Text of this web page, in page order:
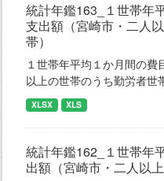
統計年鑑163_１世帯年
支出額（宮崎市・二人
帯）
１世帯年平均１か月間の費
以上の世帯のうち勤労者世
XLSX XLS
統計年鑑162_１世帯年
出額（宮崎市・二人以上